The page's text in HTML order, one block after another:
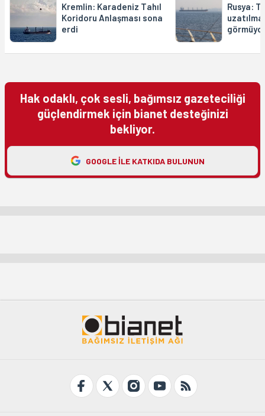
Kremlin: Karadeniz Tahıl
Koridoru Anlaşması sona
erdi
Rusya:
Hak odaklı, çok sesli, bağımsız gazeteciliği
güçlendirmek için bianet desteğinizi
bekliyor.
GOOGLE ILE KATKIDA BULUNUN